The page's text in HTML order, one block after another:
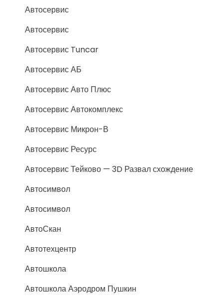
Автосервис
Автосервис
Автосервис Tuncar
Автосервис АБ
Автосервис Авто Плюс
Автосервис Автокомплекс
Автосервис Микрон-В
Автосервис Ресурс
Автосервис Тейково — 3D Развал схождение
Автосимвол
Автосимвол
АвтоСкан
Автотехцентр
Автошкола
Автошкола Аэродром Пушкин